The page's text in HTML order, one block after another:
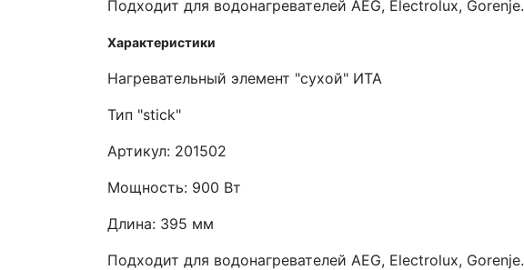
Подходит для водонагревателей AEG, Electrolux, Gorenje.
Характеристики
Нагревательный элемент "сухой" ИТА
Тип "stick"
Артикул: 201502
Мощность: 900 Вт
Длина: 395 мм
Подходит для водонагревателей AEG, Electrolux, Gorenje.